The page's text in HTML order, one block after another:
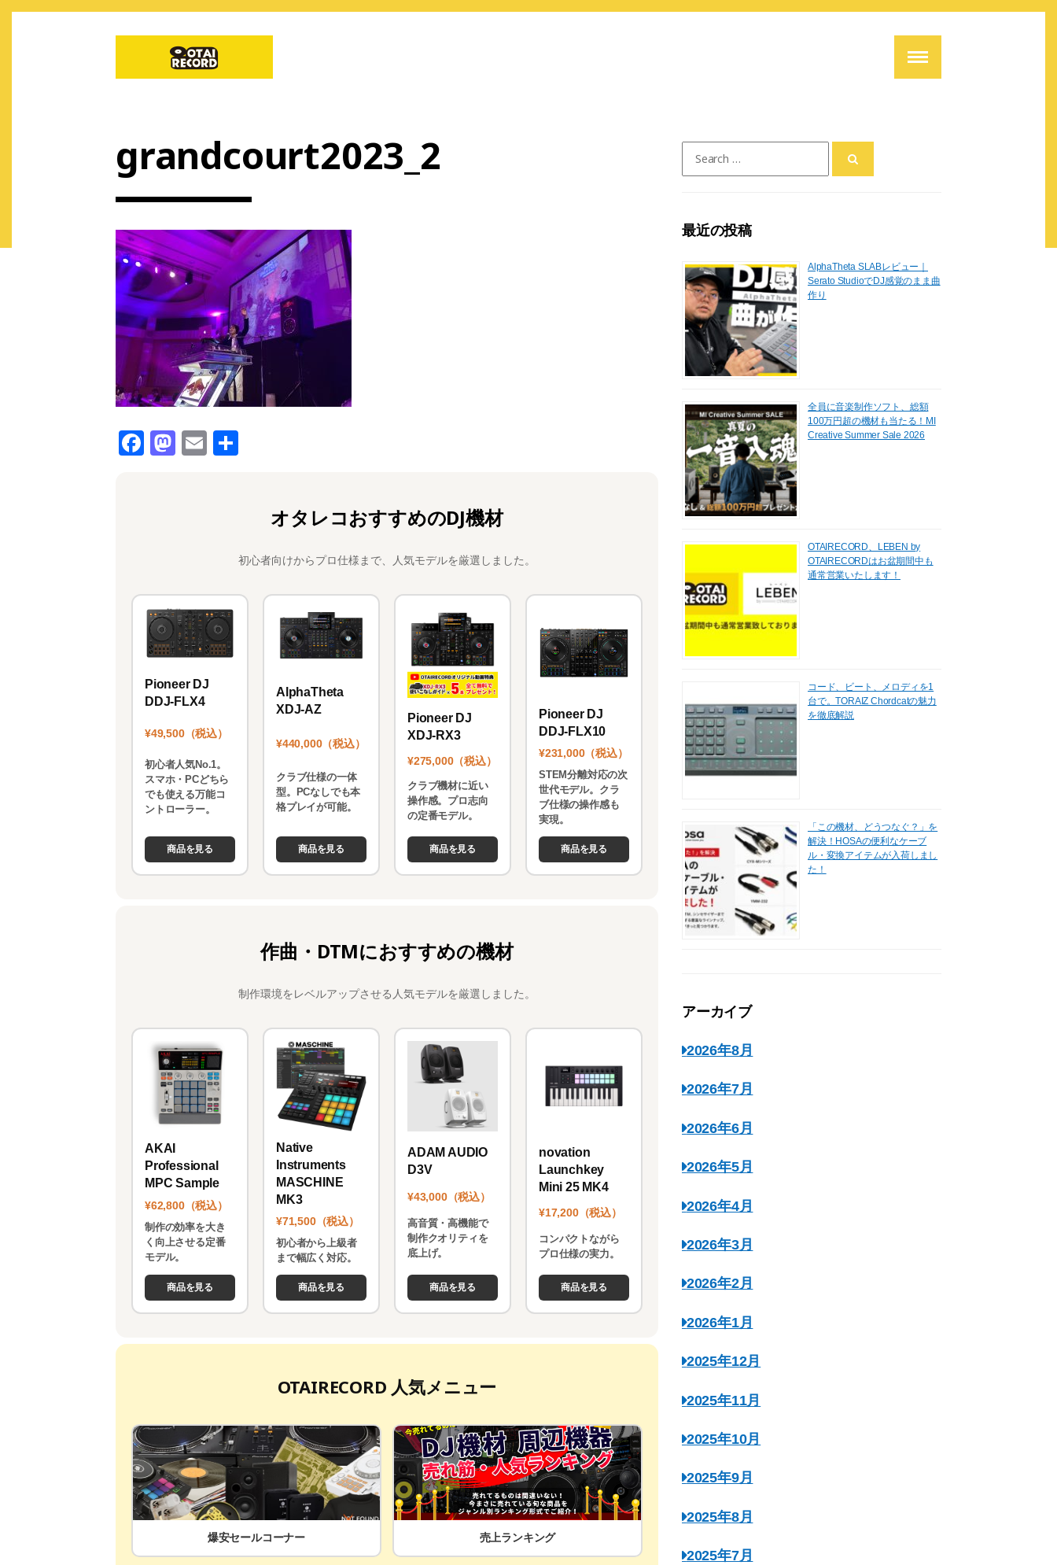
grandcourt2023_2
F
o
k
M
n
E
オタレコおすすめのDJ機材
初心者向けからプロ仕様まで、人気モデルを厳選しました。
Pioneer DJ
DDJ-FLX4
¥49,500（税込）
初心者人気No.1。
スマホ・PCどちら
でも使える万能コ
ントローラー。
商品を見る
AlphaTheta
XDJ-AZ
¥440,000（税込）
クラブ仕様の一体
型。PCなしでも本
格プレイが可能。
商品を見る
Pioneer DJ
XDJ-RX3
¥275,000（税込）
クラブ機材に近い
操作感。プロ志向
の定番モデル。
商品を見る
Pioneer DJ
DDJ-FLX10
¥231,000（税込）
STEM分離対応の次
世代モデル。クラ
ブ仕様の操作感も
実現。
商品を見る
作曲・DTMにおすすめの機材
制作環境をレベルアップさせる人気モデルを厳選しました。
AKAI
Professional
MPC Sample
¥62,800（税込）
制作の効率を大き
く向上させる定番
モデル。
商品を見る
Native
Instruments
MASCHINE
MK3
¥71,500（税込）
初心者から上級者
まで幅広く対応。
商品を見る
ADAM AUDIO
D3V
¥43,000（税込）
高音質・高機能で
制作クオリティを
底上げ。
商品を見る
novation
Launchkey
Mini 25 MK4
¥17,200（税込）
コンパクトながら
プロ仕様の実力。
商品を見る
OTAIRECORD 人気メニュー
爆安セールコーナー 売上ランキング
for:
最近の投稿
AlphaTheta SLABレビュー｜
Serato StudioでDJ感覚のまま曲
作り
全員に音楽制作ソフト、総額
100万円超の機材も当たる！MI
Creative Summer Sale 2026
OTAIRECORD、LEBEN by
OTAIRECORDはお盆期間中も
通常営業いたします！
コード、ビート、メロディを1
台で。TORAIZ Chordcatの魅力
を徹底解説
「この機材、どうつなぐ？」を
解決！HOSAの便利なケーブ
ル・変換アイテムが入荷しまし
た！
アーカイブ
2026年8月
2026年7月
2026年6月
2026年5月
2026年4月
2026年3月
2026年2月
2026年1月
2025年12月
2025年11月
2025年10月
2025年9月
2025年8月
2025年7月